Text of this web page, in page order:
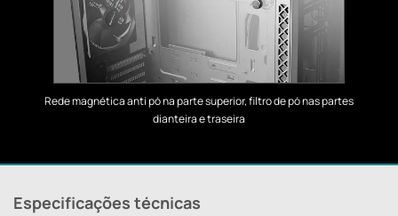
Rede magnética anti pó na parte superior, filtro de pó nas partes
dianteira e traseira
Especificações técnicas